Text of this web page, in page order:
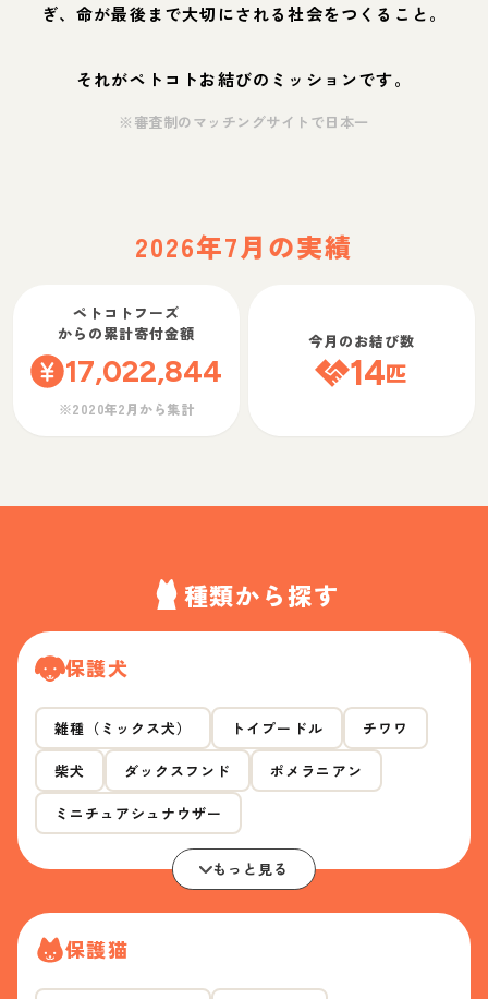
ぎ、命が最後まで大切にされる社会をつくること。
それがペトコトお結びのミッションです。
※審査制のマッチングサイトで日本一
2026年7月の実績
ペトコトフーズ
からの累計寄付金額
17,022,844
※2020年2月から集計
今月のお結び数
14匹
種類から探す
保護犬
雑種（ミックス犬） トイプードル チワワ
柴犬 ダックスフンド ポメラニアン
ミニチュアシュナウザー
もっと見る
保護猫